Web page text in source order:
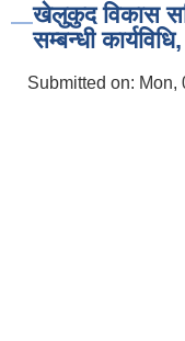
खेलुकुद विकास
सम्बन्धी
Submitted on: Mon,